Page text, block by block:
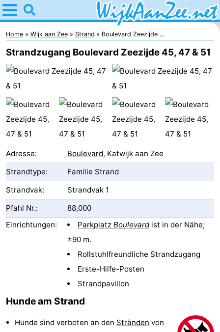
Home
Wijk
aan
Tipps
kindern
Übernachten
Appartements
Ferienhäuser
Hotels
Lastminutes
tun
Museen
-
Aussichtspunkte
Attraktionen
Home Wijk aan Zee Strand Boulevard Zeezijde ...
Strandzugang Boulevard Zeezijde 45, 47 & 51
Adresse: Boulevard, Katwijk aan Zee
Strandtype:
Familie Strand
Strandvak:
Strandvak 1
Pfahl Nr.:
88,000
Einrichtungen:
ParkplatzBoulevardist in der Nähe;
±90 m.
Rollstuhlfreundliche Strandzugang
Erste-Hilfe-Posten
Strandpavillon
Hunde am Strand
Hunde sind verboten an den Stränden von